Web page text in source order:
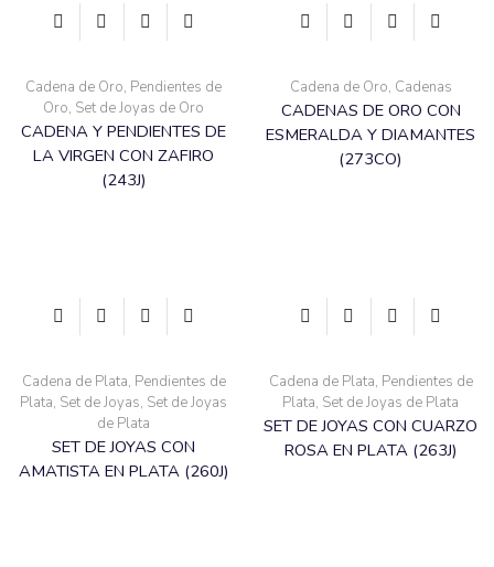
Cadena de Oro, Pendientes de
Oro, Set de Joyas de Oro
CADENA Y PENDIENTES DE
LA VIRGEN CON ZAFIRO
(243J)
Cadena de Oro, Cadenas
CADENAS DE ORO CON
ESMERALDA Y DIAMANTES
(273CO)
Cadena de Plata, Pendientes de
Plata, Set de Joyas, Set de Joyas
de Plata
SET DE JOYAS CON
AMATISTA EN PLATA (260J)
Cadena de Plata, Pendientes de
Plata, Set de Joyas de Plata
SET DE JOYAS CON CUARZO
ROSA EN PLATA (263J)